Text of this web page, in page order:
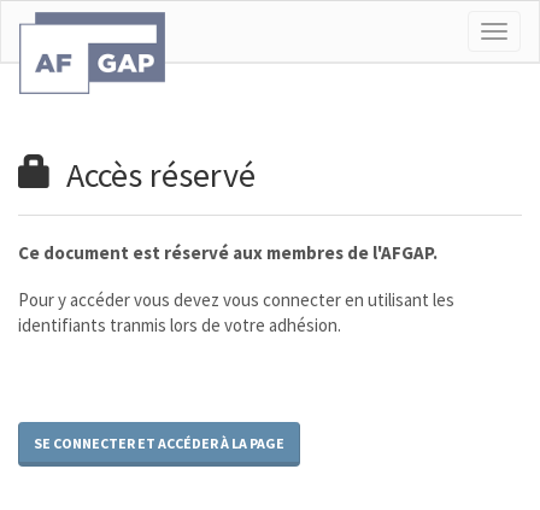
Accès réservé
Ce document est réservé aux membres de l'AFGAP.
Pour y accéder vous devez vous connecter en utilisant les
identifiants tranmis lors de votre adhésion.
SE CONNECTER ET ACCÉDER À LA PAGE